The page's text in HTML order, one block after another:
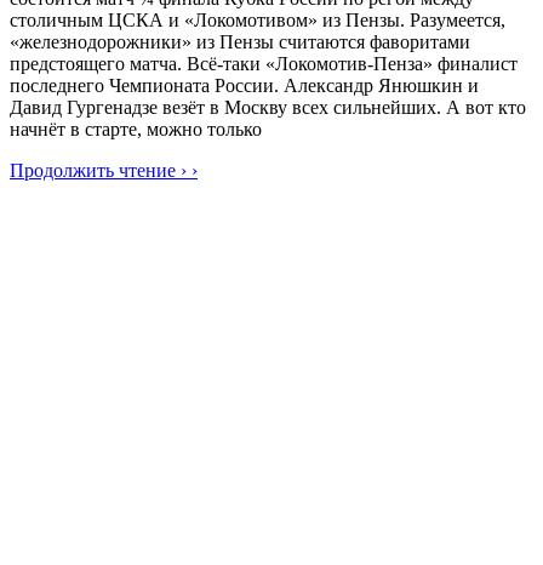
столичным ЦСКА и «Локомотивом» из Пензы. Разумеется,
«железнодорожники» из Пензы считаются фаворитами
предстоящего матча. Всё-таки «Локомотив-Пенза» финалист
последнего Чемпионата России. Александр Янюшкин и
Давид Гургенадзе везёт в Москву всех сильнейших. А вот кто
начнёт в старте, можно только
Продолжить чтение › ›